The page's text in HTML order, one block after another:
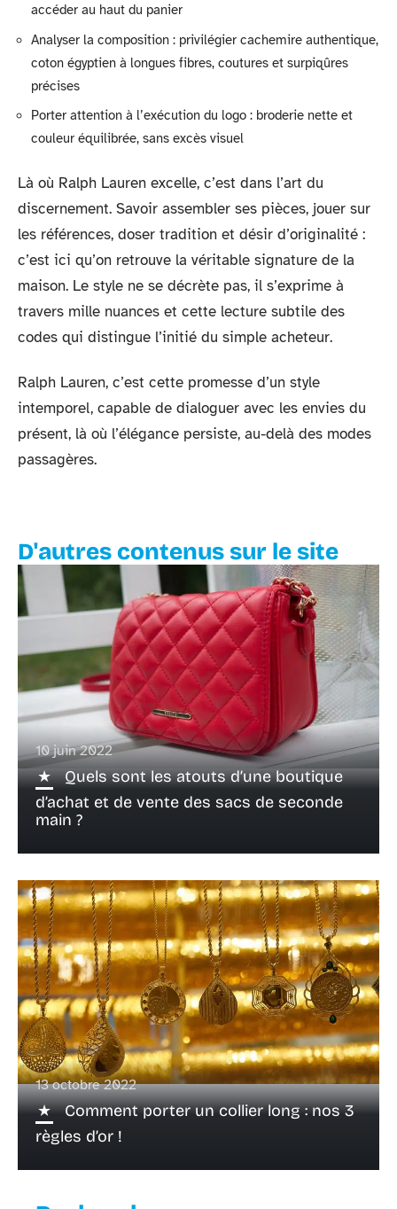
accéder au haut du panier
Analyser la composition : privilégier cachemire authentique,
coton égyptien à longues fibres, coutures et surpiqûres
précises
Porter attention à l’exécution du logo : broderie nette et
couleur équilibrée, sans excès visuel
Là où Ralph Lauren excelle, c’est dans l’art du
discernement. Savoir assembler ses pièces, jouer sur
les références, doser tradition et désir d’originalité :
c’est ici qu’on retrouve la véritable signature de la
maison. Le style ne se décrète pas, il s’exprime à
travers mille nuances et cette lecture subtile des
codes qui distingue l’initié du simple acheteur.
Ralph Lauren, c’est cette promesse d’un style
intemporel, capable de dialoguer avec les envies du
présent, là où l’élégance persiste, au-delà des modes
passagères.
D'autres contenus sur le site
10 juin 2022
Quels sont les atouts d’une boutique
d’achat et de vente des sacs de seconde
main ?
13 octobre 2022
Comment porter un collier long : nos 3
règles d’or !